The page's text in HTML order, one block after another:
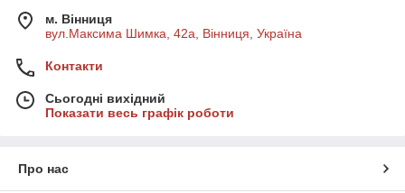
м. Вінниця
вул.Максима Шимка, 42а, Вінниця, Україна
Контакти
Сьогодні вихідний
Показати весь графік роботи
Про нас